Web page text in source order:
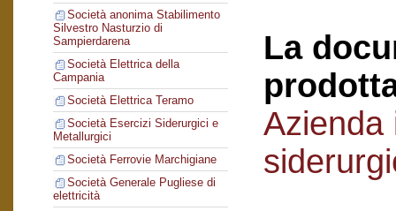
Società anonima Stabilimento
Silvestro Nasturzio di
Sampierdarena
Società Elettrica della
Campania
Società Elettrica Teramo
Società Esercizi Siderurgici e
Metallurgici
Società Ferrovie Marchigiane
Società Generale Pugliese di
elettricità
La
Azienda